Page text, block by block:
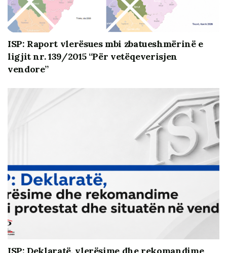
ISP: Raport vlerësues mbi zbatueshmërinë e
ligjit nr. 139/2015 “Për vetëqeverisjen
vendore”
ISP: Deklaratë, vlerësime dhe rekomandime